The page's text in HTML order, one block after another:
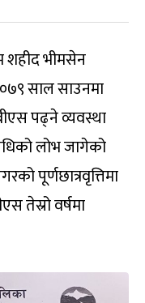
शहीद भीमसेन
साल साउनमा
पढ्ने व्यवस्था
लोभ जागेको
पूर्णछात्रवृत्तिमा
तेस्रो वर्षमा